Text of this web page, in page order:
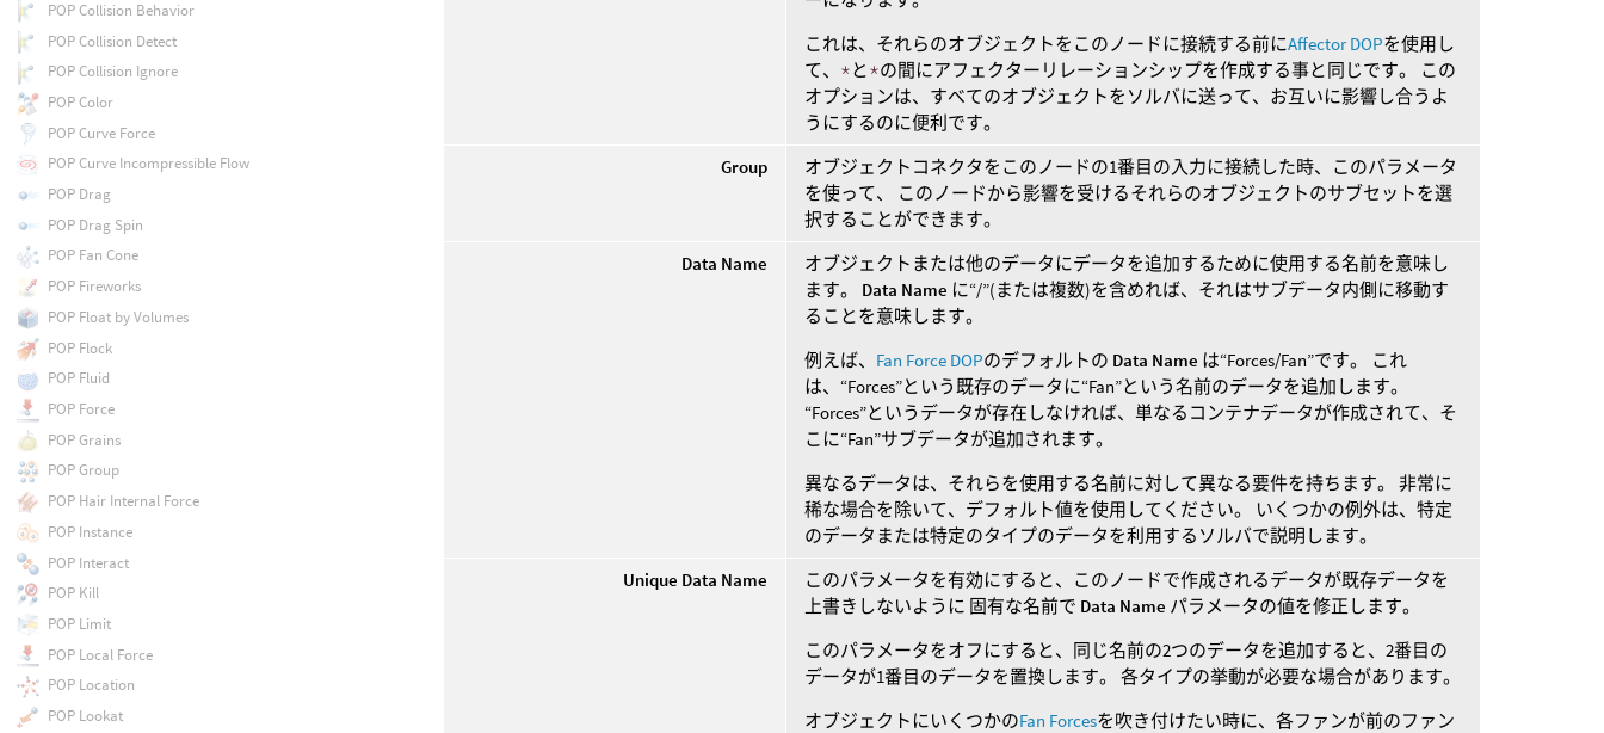
これは、それらのオブジェクトをこのノードに接続する前にAffector DOPを使用し
て、 *と *の間にアフェクターリレーションシップを作成する事と同じです。 この
オプションは、すべてのオブジェクトをソルバに送って、お互いに影響し合うよ
うにするのに便利です。
Group
オブジェクトコネクタをこのノードの1番目の入力に接続した時、このパラメータ
を使って、 このノードから影響を受けるそれらのオブジェクトのサブセットを選
択することができます。
Data Name
オブジェクトまたは他のデータにデータを追加するために使用する名前を意味し
ます。 Data Name に“/”(または複数)を含めれば、それはサブデータ内側に移動す
ることを意味します。
例えば、 Fan Force DOPのデフォルトの Data Name は“Forces/Fan”です。 これ
は、“Forces”という既存のデータに“Fan”という名前のデータを追加します。
“Forces”というデータが存在しなければ、単なるコンテナデータが作成されて、そ
こに“Fan”サブデータが追加されます。
異なるデータは、それらを使用する名前に対して異なる要件を持ちます。 非常に
稀な場合を除いて、デフォルト値を使用してください。 いくつかの例外は、特定
のデータまたは特定のタイプのデータを利用するソルバで説明します。
Unique Data Name
このパラメータを有効にすると、このノードで作成されるデータが既存データを
上書きしないように 固有な名前で Data Name パラメータの値を修正します。
このパラメータをオフにすると、同じ名前の2つのデータを追加すると、2番目の
データが1番目のデータを置換します。 各タイプの挙動が必要な場合があります。
オブジェクトにいくつかのFan Forcesを吹き付けたい時に、各ファンが前のファン
POP Collision Behavior
POP Collision Detect
POP Collision Ignore
POP Color
POP Curve Force
POP Curve Incompressible Flow
POP Drag
POP Drag Spin
POP Fan Cone
POP Fireworks
POP Float by Volumes
POP Flock
POP Fluid
POP Force
POP Grains
POP Group
POP Hair Internal Force
POP Instance
POP Interact
POP Kill
POP Limit
POP Local Force
POP Location
POP Lookat